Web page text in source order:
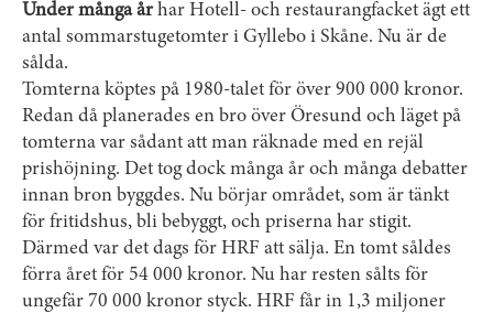
Under många århar Hotell- och restaurangfacket ägt ett
antal sommarstugetomter i Gyllebo i Skåne. Nu är de
sålda.
Tomterna köptes på 1980-talet för över 900 000 kronor.
Redan då planerades en bro över Öresund och läget på
tomterna var sådant att man räknade med en rejäl
prishöjning. Det tog dock många år och många debatter
innan bron byggdes. Nu börjar området, som är tänkt
för fritidshus, bli bebyggt, och priserna har stigit.
Därmed var det dags för HRF att sälja. En tomt såldes
förra året för 54 000 kronor. Nu har resten sålts för
ungefär 70 000 kronor styck. HRF får in 1,3 miljoner